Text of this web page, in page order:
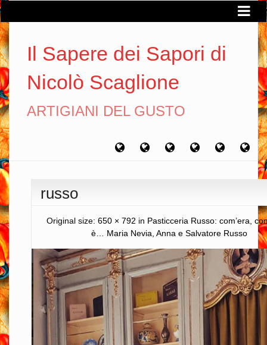
Il Sapere dei Sapori di
Nicolò Scaglione
ARTIGIANI DEL GUSTO
Home Chi
ArtigianiViaggi Filosofia
russo
Original size: 650 × 792 in Pasticceria Russo: com’era,
è… Maria Nevia, Anna e Salvatore Russo